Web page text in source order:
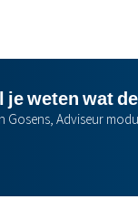
je weten wat
Gosens, Adviseur